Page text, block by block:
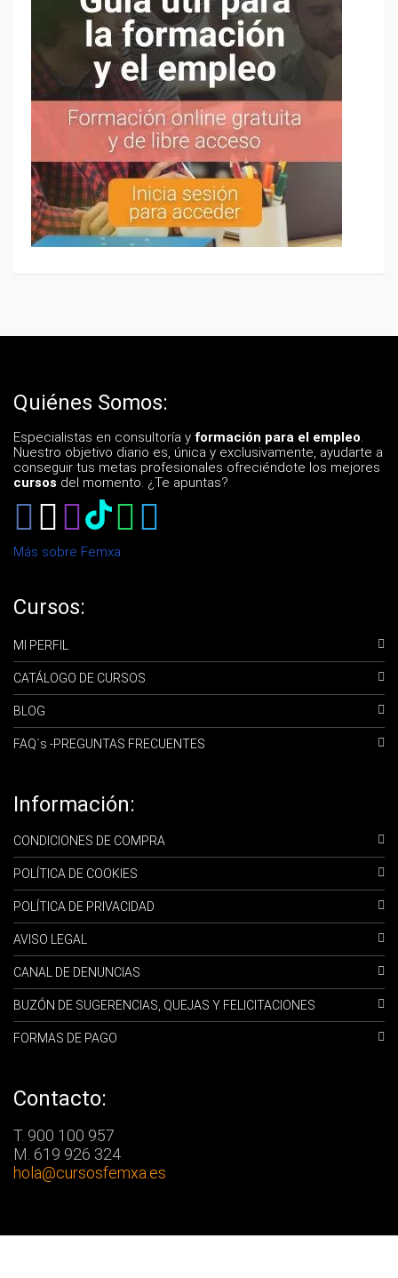
Quiénes Somos:
Especialistas en consultoría y formación para el empleo
Nuestro objetivo diario es, única y exclusivamente, ayudarte a
conseguir tus metas profesionales ofreciéndote los mejores
cursos del momento. ¿Te apuntas?
Más sobre Femxa
Cursos:
MI PERFIL
CATÁLOGO DE CURSOS
BLOG
FAQ´s -PREGUNTAS FRECUENTES
Información:
CONDICIONES DE COMPRA
POLÍTICA DE COOKIES
POLÍTICA DE PRIVACIDAD
AVISO LEGAL
CANAL DE DENUNCIAS
BUZÓN DE SUGERENCIAS, QUEJAS Y FELICITACIONES
FORMAS DE PAGO
Contacto:
T. 900 100 957
M. 619 926 324
hola@cursosfemxa.es